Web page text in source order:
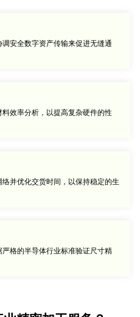
安全数字资产传输来促进无缝通
效率分析，以提高复杂硬件的性
并优化交货时间，以保持稳定的生
格的半导体行业标准验证尺寸精